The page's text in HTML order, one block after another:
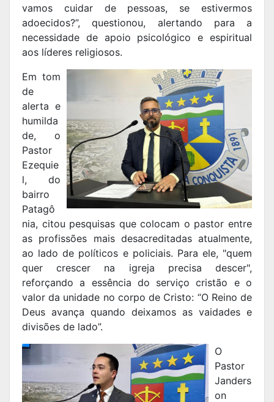
vamos cuidar de pessoas, se estivermos
adoecidos?”, questionou, alertando para a
necessidade de apoio psicológico e espiritual
aos líderes religiosos.
Em tom
de
alerta e
humilda
de, o
Pastor
Ezequie
l, do
bairro
Patagô
nia, citou pesquisas que colocam o pastor entre
as profissões mais desacreditadas atualmente,
ao lado de políticos e policiais. Para ele, "quem
quer crescer na igreja precisa descer",
reforçando a essência do serviço cristão e o
valor da unidade no corpo de Cristo: “O Reino de
Deus avança quando deixamos as vaidades e
divisões de lado”.
O
Pastor
Janders
on